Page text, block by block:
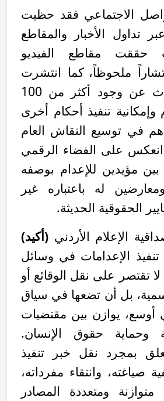
الاجتماعي فقد حظيت
تداول الأخبار والمقاطع
حققت مقاطع الفيديو
ملحوظاً، كما انتشرت
منشورات تتحدث عن وجود أكثر من 100
وإمكانية تنفيذ أحكام أخرى
في توسيع النقاش العام
على الفضاء الرقمي
مؤيدين للإعدام بوصفه
له باعتباره غير
الحقوقية الحديثة.
الإعلام الأردني (أكيد)
تنفيذ الإعدامات في وسائل
تقتصر على نقل الوقائع أو
بل أن تضعها في سياق
أوسع، يوازن بين مقتضيات
وحماية حقوق الإنسان.
بمجرد نقل خبر تنفيذ
صياغته، وانتقاء مفرداته،
ومتعددة المصادر